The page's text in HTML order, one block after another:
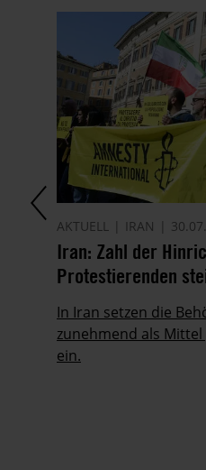
AKTUELL IRAN
Iran: Zahl der
Protestierenden
In Iran setzen die
zunehmend als
ein.